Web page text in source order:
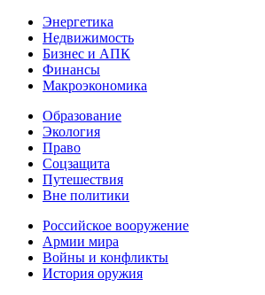
Энергетика
Недвижимость
Бизнес и АПК
Финансы
Макроэкономика
Образование
Экология
Право
Соцзащита
Путешествия
Вне политики
Российское вооружение
Армии мира
Войны и конфликты
История оружия